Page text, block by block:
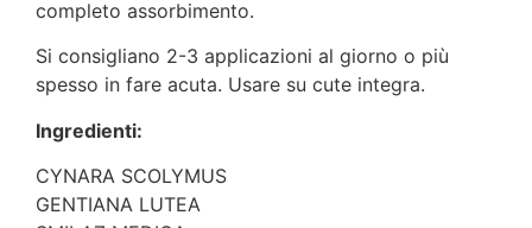
completo assorbimento.
Si consigliano 2-3 applicazioni al giorno o più
spesso in fare acuta. Usare su cute integra.
Ingredienti:
CYNARA SCOLYMUS
GENTIANA LUTEA